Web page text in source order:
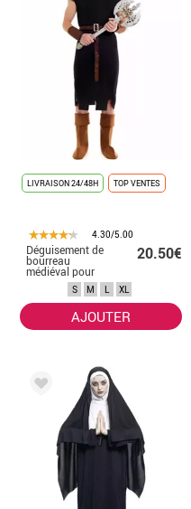
LIVRAISON 24/48H TOP VENTES
4.30/5.00
Déguisement de
bourreau
médiéval pour
20.50€
S M L XL
AJOUTER